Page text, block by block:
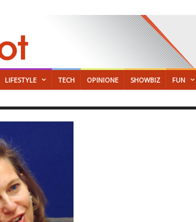
LIFESTYLE TECH OPINIONE SHOWBIZ FUN